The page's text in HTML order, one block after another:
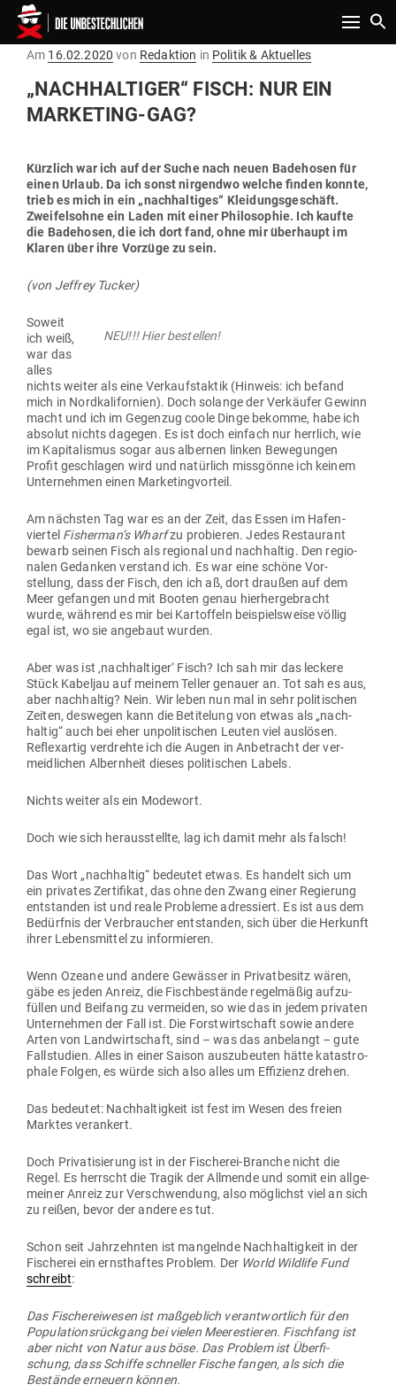
Toggle
Am Gepostet
16.02.2020 von Redaktion in Politik & Aktuelles
„NACH­HAL­TIGER“ FISCH: NUR EIN
MARKETING-GAG?
Kürzlich war ich auf der Suche nach neuen Bade­hosen für
einen Urlaub. Da ich sonst nir­gendwo welche finden konnte,
trieb es mich in ein „nach­hal­tiges“ Klei­dungs­ge­schäft.
Zwei­felsohne ein Laden mit einer Phi­lo­sophie. Ich kaufte
die Bade­hosen, die ich dort fand, ohne mir über­haupt im
Klaren über ihre Vorzüge zu sein.
(von Jeffrey Tucker)
NEU!!! Hier bestellen!
Soweit
ich weiß,
war das
alles
nichts weiter als eine Ver­kaufs­taktik (Hinweis: ich befand
mich in Nord­ka­li­fornien). Doch solange der Ver­käufer Gewinn
macht und ich im Gegenzug coole Dinge bekomme, habe ich
absolut nichts dagegen. Es ist doch einfach nur herrlich, wie
im Kapi­ta­lismus sogar aus albernen linken Bewe­gungen
Profit geschlagen wird und natürlich miss­gönne ich keinem
Unter­nehmen einen Marketingvorteil.
Am nächsten Tag war es an der Zeit, das Essen im Hafen­
viertel Fisherman’s Wharfzu pro­bieren. Jedes Restaurant
bewarb seinen Fisch als regional und nach­haltig. Den regio­
nalen Gedanken ver­stand ich. Es war eine schöne Vor­
stellung, dass der Fisch, den ich aß, dort draußen auf dem
Meer gefangen und mit Booten genau hier­her­ge­bracht
wurde, während es mir bei Kar­toffeln bei­spiels­weise völlig
egal ist, wo sie angebaut wurden.
Aber was ist ‚nach­hal­tiger‘ Fisch? Ich sah mir das leckere
Stück Kabeljau auf meinem Teller genauer an. Tot sah es aus,
aber nach­haltig? Nein. Wir leben nun mal in sehr poli­ti­schen
Zeiten, des­wegen kann die Beti­telung von etwas als „nach­
haltig“ auch bei eher unpo­li­ti­schen Leuten viel aus­lösen.
Reflex­artig ver­drehte ich die Augen in Anbe­tracht der ver­
meid­lichen Albernheit dieses poli­ti­schen Labels.
Nichts weiter als ein Modewort.
Doch wie sich her­aus­stellte, lag ich damit mehr als falsch!
Das Wort „nach­haltig“ bedeutet etwas. Es handelt sich um
ein pri­vates Zer­ti­fikat, das ohne den Zwang einer Regierung
ent­standen ist und reale Pro­bleme adres­siert. Es ist aus dem
Bedürfnis der Ver­braucher ent­standen, sich über die Her­kunft
ihrer Lebens­mittel zu informieren.
Wenn Ozeane und andere Gewässer in Pri­vat­besitz wären,
gäbe es jeden Anreiz, die Fisch­be­stände regel­mäßig auf­zu­
füllen und Beifang zu ver­meiden, so wie das in jedem pri­vaten
Unter­nehmen der Fall ist. Die Forst­wirt­schaft sowie andere
Arten von Land­wirt­schaft, sind – was das anbe­langt – gute
Fall­studien. Alles in einer Saison aus­zu­beuten hätte kata­stro­
phale Folgen, es würde sich also alles um Effi­zienz drehen.
Das bedeutet: Nach­hal­tigkeit ist fest im Wesen des freien
Marktes verankert.
Doch Pri­va­ti­sierung ist in der Fischerei-Branche nicht die
Regel. Es herrscht die Tragik der All­mende und somit ein all­ge­
meiner Anreiz zur Ver­schwendung, also mög­lichst viel an sich
zu reißen, bevor der andere es tut.
Schon seit Jahr­zehnten ist man­gelnde Nach­hal­tigkeit in der
Fischerei ein ernst­haftes Problem. Der World Wildlife Fund
schreibt:
Das Fische­rei­wesen ist maß­geblich ver­ant­wortlich für den
Popu­la­ti­ons­rückgang bei vielen Mee­res­tieren. Fischfang ist
aber nicht von Natur aus böse. Das Problem ist Über­fi­
schung, dass Schiffe schneller Fische fangen, als sich die
Bestände erneuern können.